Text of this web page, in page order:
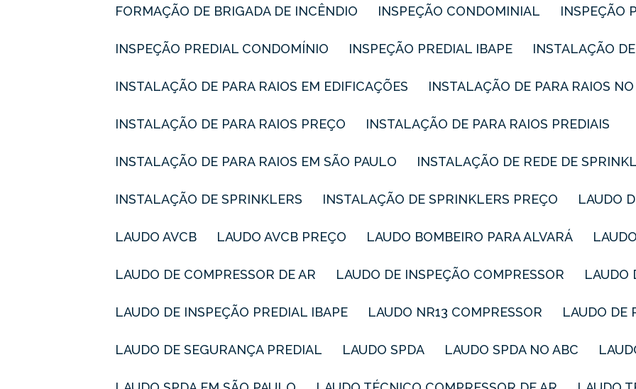
FORMAÇÃO DE BRIGADA DE INCÊNDIO INSPEÇÃO CONDOMINIAL INSPEÇÃO
INSPEÇÃO PREDIAL CONDOMÍNIO INSPEÇÃO PREDIAL IBAPE INSTALAÇÃO
INSTALAÇÃO DE PARA RAIOS EM EDIFICAÇÕES INSTALAÇÃO DE PARA RAIOS
INSTALAÇÃO DE PARA RAIOS PREÇO INSTALAÇÃO DE PARA RAIOS PREDIAIS
INSTALAÇÃO DE PARA RAIOS EM SÃO PAULO INSTALAÇÃO DE REDE DE
INSTALAÇÃO DE SPRINKLERS INSTALAÇÃO DE SPRINKLERS PREÇO LAUDO
LAUDO AVCB LAUDO AVCB PREÇO LAUDO BOMBEIRO PARA ALVARÁ
LAUDO DE COMPRESSOR DE AR LAUDO DE INSPEÇÃO COMPRESSOR
LAUDO DE INSPEÇÃO PREDIAL IBAPE LAUDO NR13 COMPRESSOR LAUDO DE
LAUDO DE SEGURANÇA PREDIAL LAUDO SPDA LAUDO SPDA NO ABC